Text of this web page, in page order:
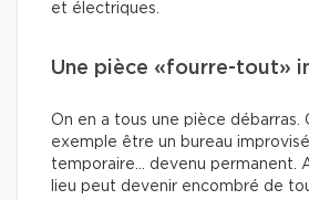
et électriques.
Une pièce «fourre-tout»
On en a tous une pièce débarras.
exemple être un bureau
temporaire… devenu permanent.
lieu peut devenir encombré de